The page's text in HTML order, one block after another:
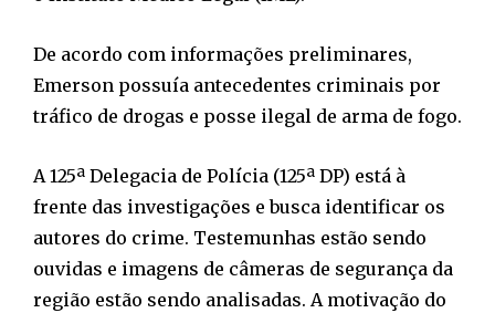
De acordo com informações preliminares,
Emerson possuía antecedentes criminais por
tráfico de drogas e posse ilegal de arma de fogo.
A 125ª Delegacia de Polícia (125ª DP) está à
frente das investigações e busca identificar os
autores do crime. Testemunhas estão sendo
ouvidas e imagens de câmeras de segurança da
região estão sendo analisadas. A motivação do